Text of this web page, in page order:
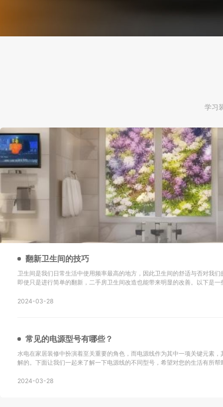
学习
翻新卫生间的技巧
卫生间是我们日常生活中使用频率最高的地方，因此卫生间的舒适与否对我们
即使只是进行简单的翻新，二手房卫生间改造也能带来明显的改善。以下是一
铺设瓷砖是很重要的。确保地砖的铺设
2024-03-28
常见的电源型号有哪些？
水电在家居装修中扮演着至关重要的角色，而电源线作为其中一项关键元素，
解的。下面让我们一起来了解一下电源线的不同型号，希望对您的生活有所帮助！ SYV：这
同轴电缆。 KVV：这种电缆采用聚氯乙烯
2024-03-28